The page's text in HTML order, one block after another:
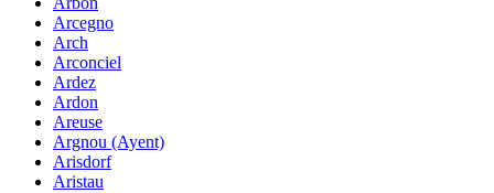
Arcegno
Arch
Arconciel
Ardez
Ardon
Areuse
Argnou (Ayent)
Arisdorf
Aristau